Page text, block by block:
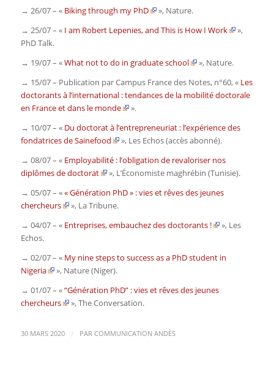
→ 26/07 – « Biking through my PhD », Nature.
→ 25/07 – « I am Robert Lepenies, and This is How I Work
»,
PhD Talk.
→ 19/07 – «What not to do in graduate school », Nature.
→ 15/07 – Publication par Campus France des Notes, n°60, « Les
doctorants à l’international : tendances de la mobilité doctorale
en France et dans le monde
».
→ 10/07 – « Du doctorat à l’entrepreneuriat : l’expérience des
fondatrices de Sainefood
», Les Echos(accès abonné).
→ 08/07 – « Employabilité : l’obligation de revaloriser nos
diplômes de doctorat
», L’Économiste maghrébin(Tunisie).
→ 05/07 – «« Génération PhD » : vies et rêves des jeunes
chercheurs
», La Tribune.
→ 04/07 – « Entreprises, embauchez des doctorants ! », Les
Echos.
→ 02/07 – « My nine steps to success as a PhD student in
Nigeria
», Nature(Niger).
→ 01/07 – «“Génération PhD” : vies et rêves des jeunes
chercheurs
»,The Conversation.
30 MARS 2020 / PAR COMMUNICATION ANDÈS